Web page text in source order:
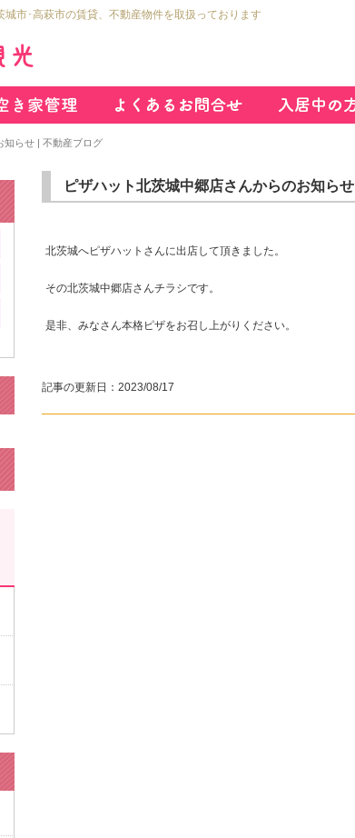
市･高萩市の賃貸、不動産物件を取扱っております
知らせ | 不動産ブログ
ピザハット北茨城中郷店さんからのお知らせ
北茨城へピザハットさんに出店して頂きました。
その北茨城中郷店さんチラシです。
是非、みなさん本格ピザをお召し上がりください。
記事の更新日： 2023/08/17